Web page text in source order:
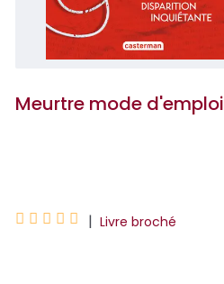
Meurtre mode d'emploi
     | Livre broché